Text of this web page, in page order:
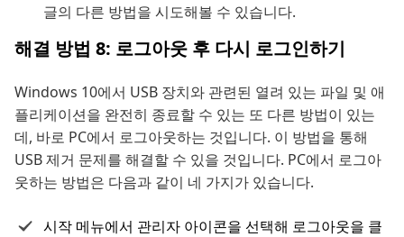
글의 다른 방법을 시도해볼 수 있습니다.
해결 방법 8: 로그아웃 후 다시 로그인하기
Windows 10에서 USB 장치와 관련된 열려 있는 파일 및 애
플리케이션을 완전히 종료할 수 있는 또 다른 방법이 있는
데, 바로 PC에서 로그아웃하는 것입니다. 이 방법을 통해
USB 제거 문제를 해결할 수 있을 것입니다. PC에서 로그아
웃하는 방법은 다음과 같이 네 가지가 있습니다.
시작 메뉴에서 관리자 아이콘을 선택해 로그아웃을 클